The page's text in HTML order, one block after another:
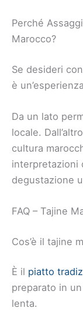
Perché
Marocco?
Se desideri
è
Da un lato
locale.
cultura
interpretazioni
degustazione
FAQ – Tajine
Cos’è il tajine
È il piatto
preparato in
lenta.